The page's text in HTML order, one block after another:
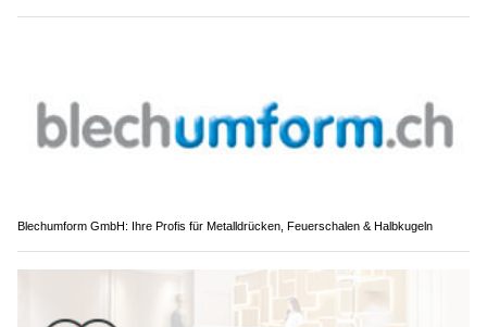
Blechumform GmbH: Ihre Profis für Metalldrücken, Feuerschalen & Halbkugeln